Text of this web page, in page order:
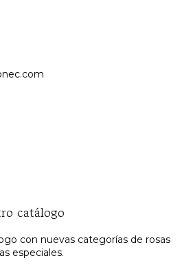
catálogo
con nuevas categorías de rosas
especiales.